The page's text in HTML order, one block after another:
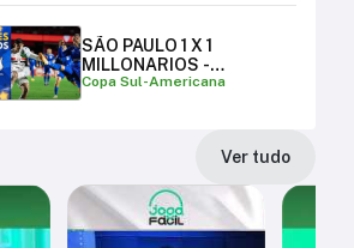
SÃO PAULO 1 X 1
MILLONARIOS -
MELHORES MOMENTOS |
Copa Sul-Americana
Ver tudo